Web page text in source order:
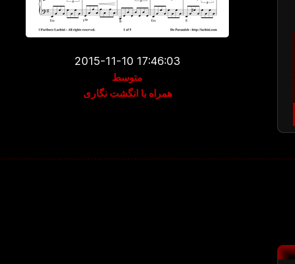
2015-11-10 17:46:03
متوسط
همراه با انگشت نگاری